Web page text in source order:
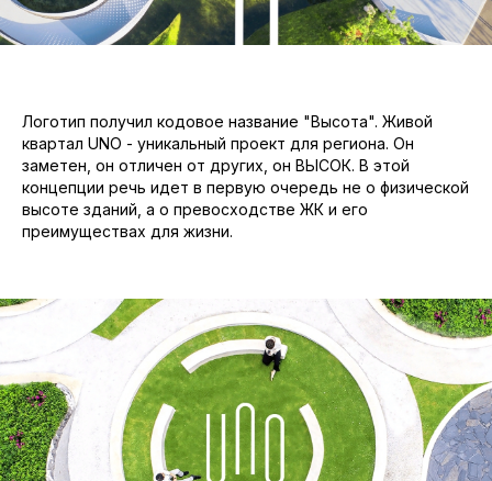
Логотип получил кодовое название "Высота". Живой
квартал UNO - уникальный проект для региона. Он
заметен, он отличен от других, он ВЫСОК. В этой
концепции речь идет в первую очередь не о физической
высоте зданий, а о превосходстве ЖК и его
преимуществах для жизни.​​​​​​​